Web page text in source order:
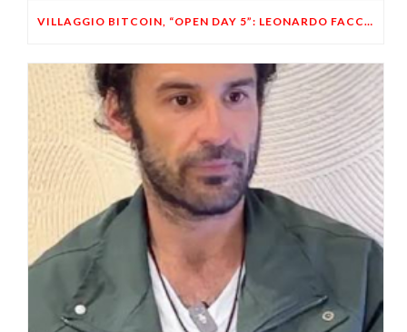
VILLAGGIO BITCOIN, “OPEN DAY 5”: LEONARDO FACCO OSPITE A BRESCIA